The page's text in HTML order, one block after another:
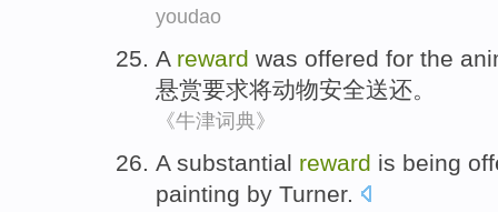
youdao
A reward was offered for the
悬赏要求将动物安全送还。
《牛津词典》
A substantial reward is being
painting by Turner.